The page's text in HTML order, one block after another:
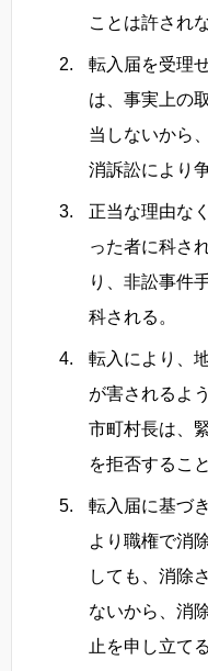
ことは許されな
転入届を受理
は、事実上の
当しないから
消訴訟により
正当な理由な
った者に科さ
り、非訟事件
科される。
転入により、
が害されるよ
市町村長は、
を拒否するこ
転入届に基づ
より職権で消
しても、消除
ないから、消
止を申し立て